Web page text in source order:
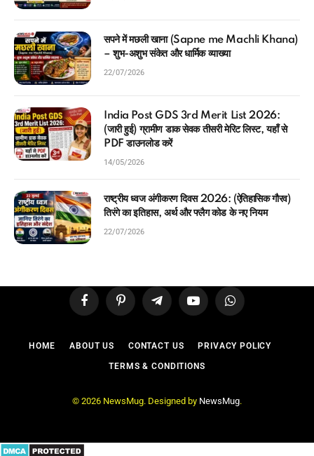
सपने में मछली खाना (Sapne me Machli Khana)
– शुभ-अशुभ संकेत और धार्मिक व्याख्या
22/07/2026
India Post GDS 3rd Merit List 2026:
(जारी हुई) ग्रामीण डाक सेवक तीसरी मेरिट लिस्ट, यहाँ से
PDF डाउनलोड करें
14/05/2026
राष्ट्रीय ध्वज अंगीकरण दिवस 2026: (ऐतिहासिक गौरव)
तिरंगे का इतिहास, अर्थ और फ्लैग कोड के नए नियम
22/07/2026
FacebookPinterest TelegramYouTubeWhatsApp
HOME ABOUT US CONTACT US PRIVACY POLICY
TERMS & CONDITIONS
© 2026 NewsMug. Designed by NewsMug.